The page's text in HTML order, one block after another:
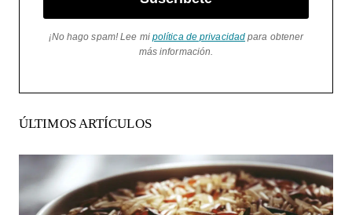
¡No hago spam! Lee mi política de privacidad para obtener
más información.
ÚLTIMOS ARTÍCULOS